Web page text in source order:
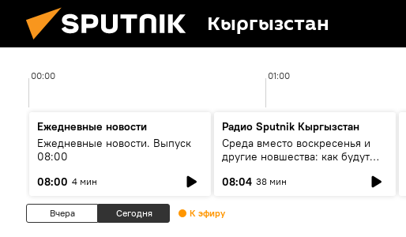
Кыргызстан
00:00 01:00
Ежедневные новости
Ежедневные новости. Выпуск
08:00
08:00 4 мин
Радио Sputnik Кыргызстан
Среда вместо воскресенья и
другие новшества: как будут
08:04 38 мин
Вчера Сегодня К эфиру